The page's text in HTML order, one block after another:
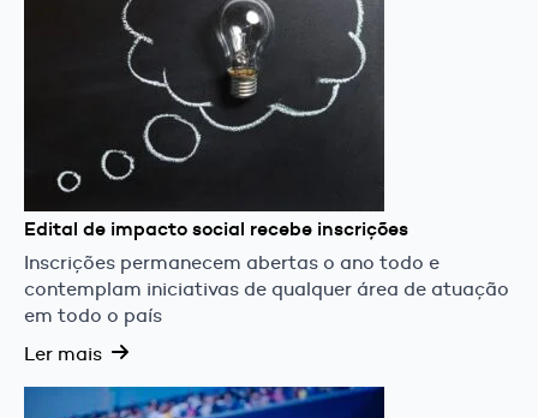
Edital de impacto social recebe inscrições
Inscrições permanecem abertas o ano todo e
contemplam iniciativas de qualquer área de atuação
em todo o país
Ler mais